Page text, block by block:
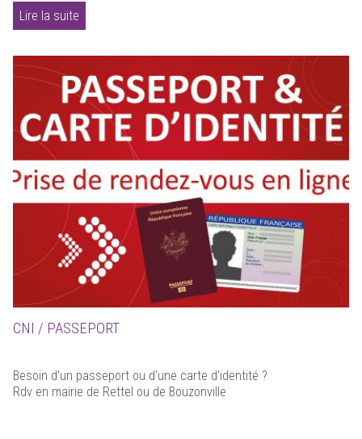
Lire la suite
CNI / PASSEPORT
Besoin d'un passeport ou d'une carte d'identité ?
Rdv en mairie de Rettel ou de Bouzonville